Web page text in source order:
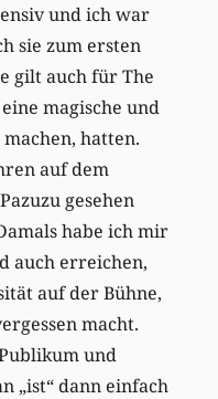
und ich war
sie zum ersten
gilt auch für The
magische und
hatten.
auf dem
gesehen
habe ich mir
auch erreichen,
auf der Bühne,
macht.
und
„ist“ dann einfach